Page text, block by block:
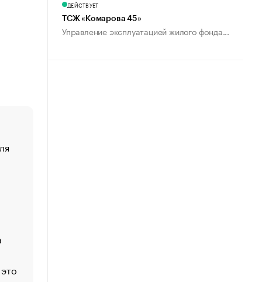
ДЕЙСТВУЕТ
ТСЖ «Комарова 45»
Управление эксплуатацией жилого фонда...